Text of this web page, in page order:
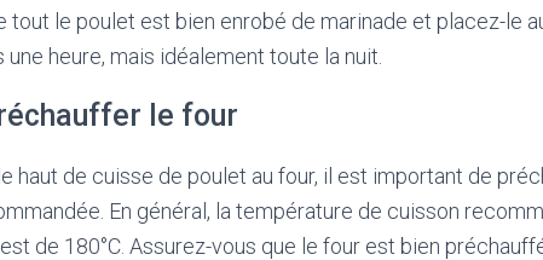
tout le poulet est bien enrobé de marinade et placez-le
une heure, mais idéalement toute la nuit.
le four
haut de cuisse de poulet au four, il est important de
En général, la température de cuisson
de 180°C. Assurez-vous que le four est bien